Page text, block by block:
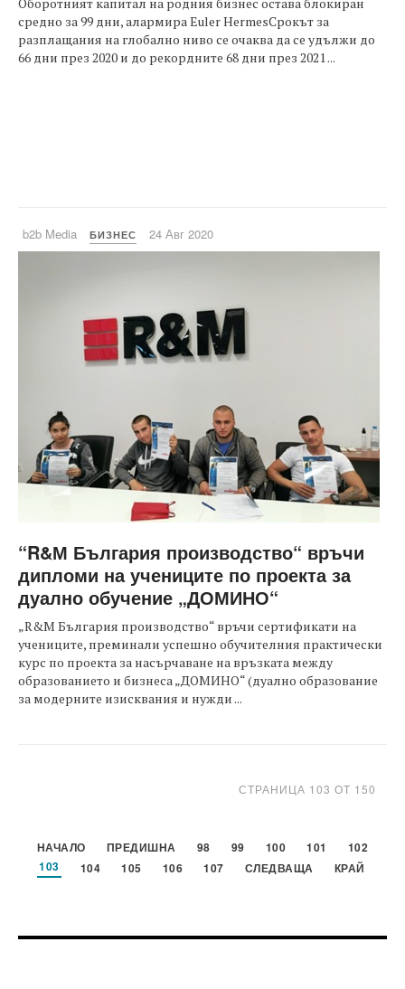
средно за 99 дни, алармира Euler HermesСрокът за
разплащания на глобално ниво се очаква да се удължи до
66 дни през 2020 и до рекордните 68 дни през 2021 ...
b2b Media БИЗНЕС 24 Авг 2020
“R&М България производство“ връчи
дипломи на учениците по проекта за
дуално обучение „ДОМИНО“
„R&М България производство“ връчи сертификати на
учениците, преминали успешно обучителния практически
курс по проекта за насърчаване на връзката между
образованието и бизнеса „ДОМИНО“ (дуално образование
за модерните изисквания и нужди ...
СТРАНИЦА 103 ОТ 150
НАЧАЛО ПРЕДИШНА 98 99 100 101
102
103
104 105 106 107 СЛЕДВАЩА КРАЙ